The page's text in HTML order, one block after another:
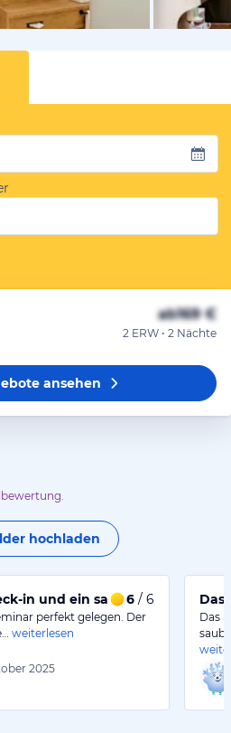
von
ab169 €
2 ERW • 2 Nächte
ansehen
hochladen
in und ein sauberes Zimmer
6 / 6
perfekt gelegen. Der
weiterlesen
2025
Das
Das